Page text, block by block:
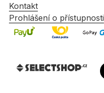
Kontakt
Prohlášení o přístupnosti